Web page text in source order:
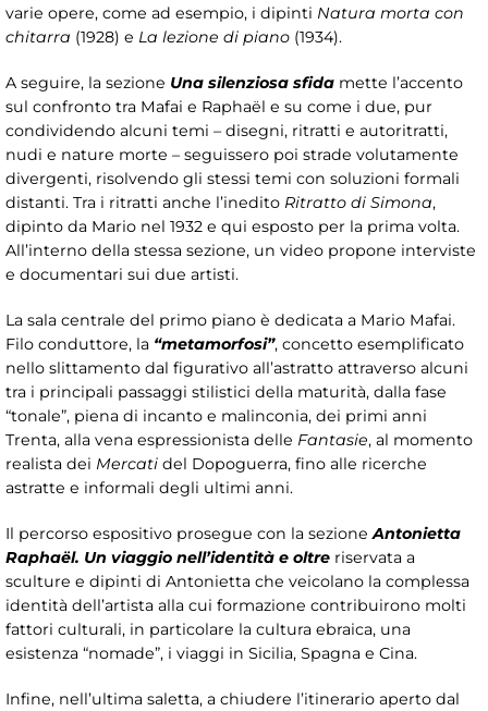
varie opere, come ad esempio, i dipinti Natura morta con
chitarra (1928) e La lezione di piano (1934).
A seguire, la sezione Una silenziosa sfida mette l’accento
sul confronto tra Mafai e Raphaël e su come i due, pur
condividendo alcuni temi – disegni, ritratti e autoritratti,
nudi e nature morte – seguissero poi strade volutamente
divergenti, risolvendo gli stessi temi con soluzioni formali
distanti. Tra i ritratti anche l’inedito Ritratto di Simona,
dipinto da Mario nel 1932 e qui esposto per la prima volta.
All’interno della stessa sezione, un video propone interviste
e documentari sui due artisti.
La sala centrale del primo piano è dedicata a Mario Mafai.
Filo conduttore, la “metamorfosi”, concetto esemplificato
nello slittamento dal figurativo all’astratto attraverso alcuni
tra i principali passaggi stilistici della maturità, dalla fase
“tonale”, piena di incanto e malinconia, dei primi anni
Trenta, alla vena espressionista delle Fantasie, al momento
realista dei Mercati del Dopoguerra, fino alle ricerche
astratte e informali degli ultimi anni.
Il percorso espositivo prosegue con la sezioneAntonietta
Raphaël. Un viaggio nell’identità e oltre riservata a
sculture e dipinti di Antonietta che veicolano la complessa
identità dell’artista alla cui formazione contribuirono molti
fattori culturali, in particolare la cultura ebraica, una
esistenza “nomade”, i viaggi in Sicilia, Spagna e Cina.
Infine, nell’ultima saletta, a chiudere l’itinerario aperto dal